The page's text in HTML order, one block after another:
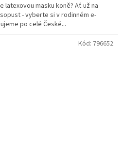
latexovou masku koně? Ať už na
- vyberte si v rodinném e-
po celé České...
Kód: 796652